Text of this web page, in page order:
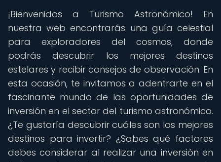
¡Bienvenidos a Turismo Astronómico! En
nuestra web encontrarás una guía celestial
para exploradores del cosmos, donde
podrás descubrir los mejores destinos
estelares y recibir consejos de observación. En
esta ocasión, te invitamos a adentrarte en el
fascinante mundo de las oportunidades de
inversión en el sector del turismo astronómico.
¿Te gustaría descubrir cuáles son los mejores
destinos para invertir? ¿Sabes qué factores
debes considerar al realizar una inversión en